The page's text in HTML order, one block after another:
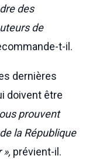
des
de
t-il.
dernières
doivent être
prouvent
la République
prévient-il.